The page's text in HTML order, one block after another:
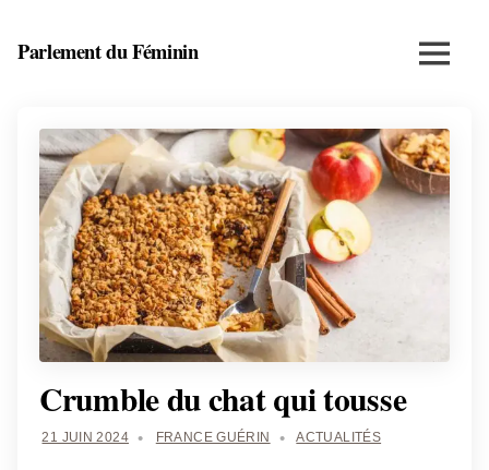
Parlement du Féminin
bien-
être
entrepreneuriat
féminin
Menu
Crumble du chat qui tousse
21 JUIN 2024 FRANCE GUÉRIN ACTUALITÉS